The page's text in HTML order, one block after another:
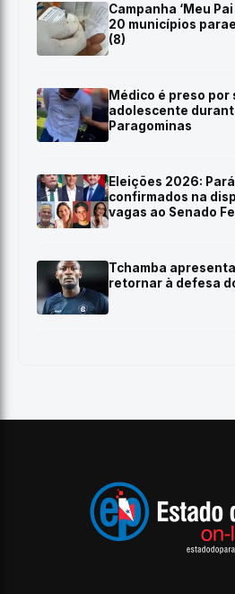
Campanha ‘Meu
20 municípios
(8)
Médico é preso
adolescente
Paragominas
Eleições 2026:
confirmados na
vagas ao Senado
Tchamba
retornar à defesa